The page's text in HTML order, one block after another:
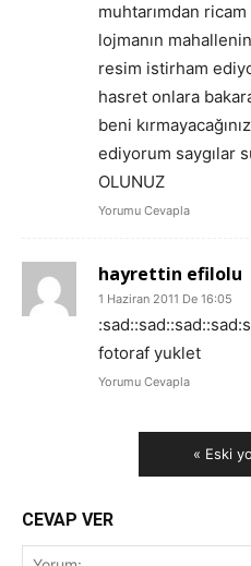
muhtarımdan
lojmanın
resim istirham
hasret onlara
beni
ediyorum saygılar
OLUNUZ
Yorumu Cevapla
hayrettin efilolu
1 Haziran 2011 De 16:05
fotoraf yuklet
Yorumu Cevapla
« Eski
CEVAP VER